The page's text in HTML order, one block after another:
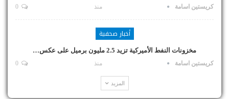
كريستين اسامة منذ
أخبار صحفية
مخزونات النفط الأميركية تزيد 2.5 مليون برميل على عكس…
كريستين اسامة منذ
المزيد